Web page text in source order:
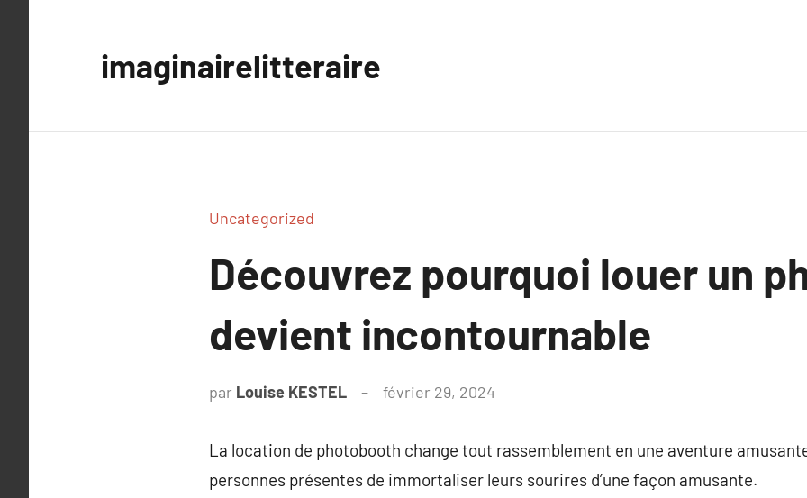
imaginairelitteraire
Uncategorized
Découvrez pourquoi louer un
devient incontournable
par Louise KESTEL février 29, 2024
La location de photobooth change tout rassemblement en une aventure
personnes présentes de immortaliser leurs sourires d’une façon amusante.